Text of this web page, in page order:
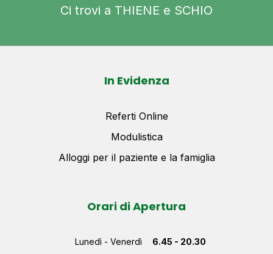
Ci trovi a THIENE e SCHIO
In Evidenza
Referti Online
Modulistica
Alloggi per il paziente e la famiglia
Orari di Apertura
Lunedì - Venerdì
6.45 - 20.30